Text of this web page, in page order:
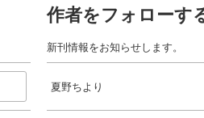
作者をフォローす
新刊情報をお知らせします。
夏野ちより